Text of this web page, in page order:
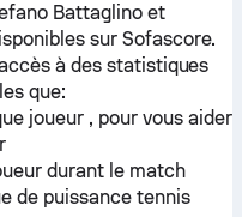
Battaglinoet
sur Sofascore.
à des statistiques
que:
joueur , pour vous aider
durant le match
de puissance tennis